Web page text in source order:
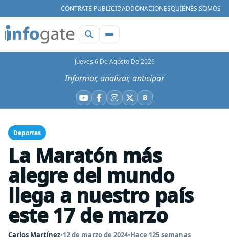
CONTRATE PUBLICIDADDONACIONESQUIÉNES SOMOS
Jueves 6 De Agosto De 2026
Informar, analizar, anticipar
YouTube
Facebook
Instagram
X BBluesky
Deportes
La Maratón más
alegre del mundo
llega a nuestro país
este 17 de marzo
Carlos Martínez•12 de marzo de 2024•Hace 125 semanas